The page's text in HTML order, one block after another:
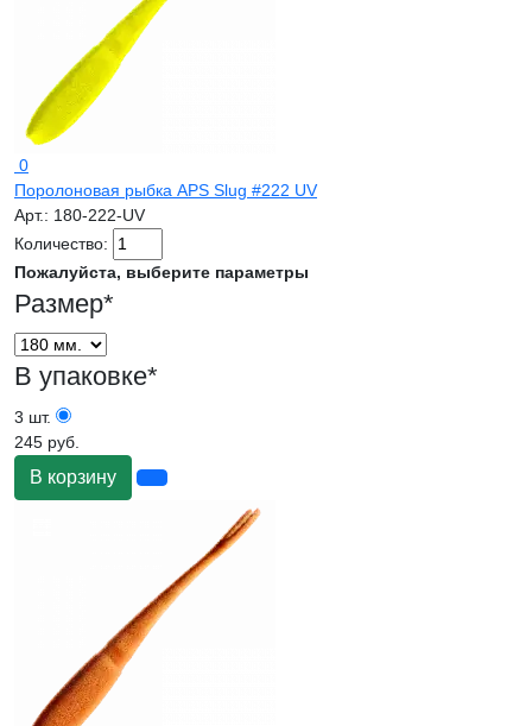
0
Поролоновая рыбка APS Slug #222 UV
Арт.: 180-222-UV
Количество:
Пожалуйста, выберите параметры
Размер*
В упаковке*
3 шт.
245 руб.
В корзину